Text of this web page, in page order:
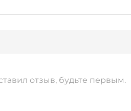
отзыв, будьте первым.